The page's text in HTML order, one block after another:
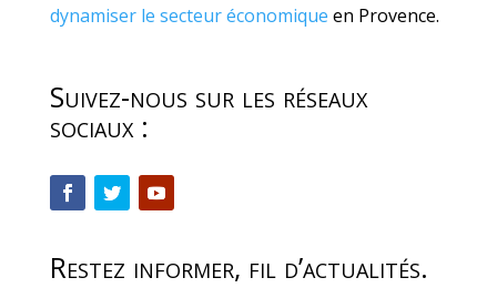
dynamiser le secteur économique en Provence.
Suivez-nous sur les réseaux
sociaux :
Restez informer, fil d’actualités.